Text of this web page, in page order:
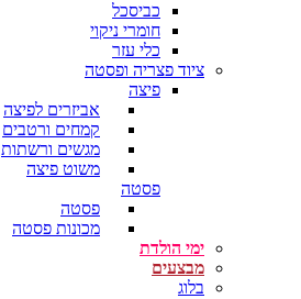
כביסכל
חומרי ניקוי
כלי עזר
ציוד פצריה ופסטה
פיצה
אביזרים לפיצה
קמחים ורטבים
מגשים ורשתות
משוט פיצה
פסטה
פסטה
מכונות פסטה
ימי הולדת
מבצעים
בלוג